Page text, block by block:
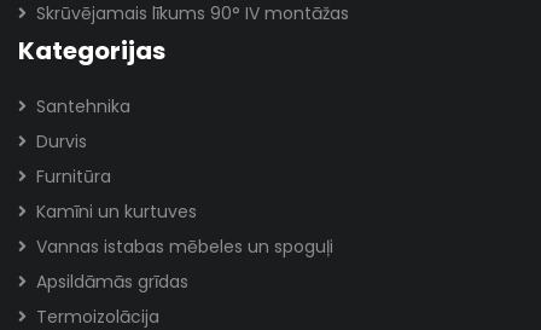
Skrūvējamais līkums 90° IV montāžas
Kategorijas
Santehnika
Durvis
Furnitūra
Kamīni un kurtuves
Vannas istabas mēbeles un spoguļi
Apsildāmās grīdas
Termoizolācija